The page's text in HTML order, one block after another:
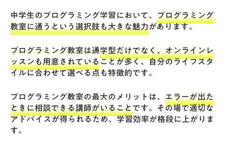
中学生のプログラミング学習において、 プログラミング
教室に通うという選択肢も大きな魅力があります。
プログラミング教室は通学型だけでなく、オンラインレ
ッスンも用意されていることが多く、自分のライフスタ
イルに合わせて選べる点も特徴的です。
プログラミング教室の最大のメリットは、 エラーが出た
ときに相談できる講師がいることです。その場で適切な
アドバイスが得られるため、学習効率が格段に上がりま
す。